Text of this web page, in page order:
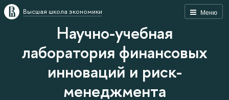
Меню
Высшая школа экономики
Научно-учебная
лаборатория финансовых
инноваций и риск-
менеджмента